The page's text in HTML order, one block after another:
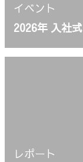
イベント
2026年 入社式
レポート